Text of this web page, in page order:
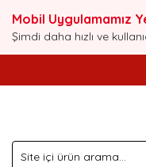
Mobil Uygulamamız
Şimdi daha hızlı ve